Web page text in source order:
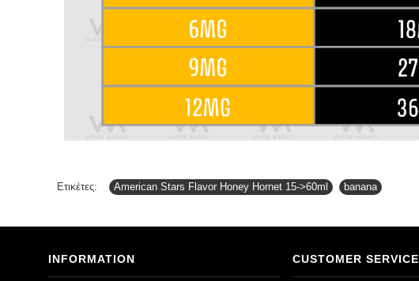
Ετικέτες: American Stars Flavor Honey Hornet 15->60ml banana
INFORMATION CUSTOMER SERVICE